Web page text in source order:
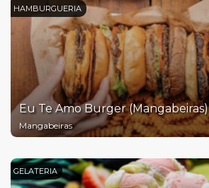
HAMBURGUERIA
Eu Te Amo Burger (Mangabeiras)
Mangabeiras
GELATERIA